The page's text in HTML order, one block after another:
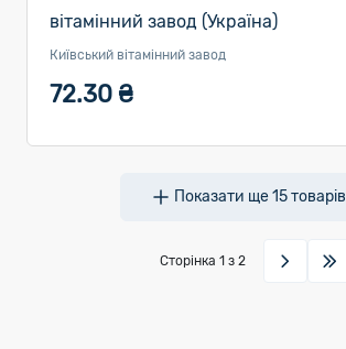
вітамінний завод (Україна)
Київський вітамінний завод
72.30 ₴
Показати ще15товарів
Сторінка 1 з 2